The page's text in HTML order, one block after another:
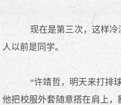
现在是第三次，这样冷
人以前是同学。
“许靖哲，明天来打排
他把校服外套随意搭在肩上